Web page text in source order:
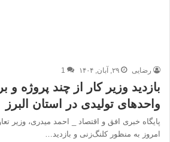
رضایی ۲۹, آبان, ۱۴۰۴ 1
بازدید وزیر کار از چند پروژه
واحدهای تولیدی در استان البرز
پایگاه خبری افق و اقتصاد _ احمد میدری، وزیر
امروز به منظور کلنگ‌زنی و بازدید…